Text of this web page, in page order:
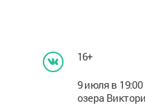
16+
9 июля в
озера